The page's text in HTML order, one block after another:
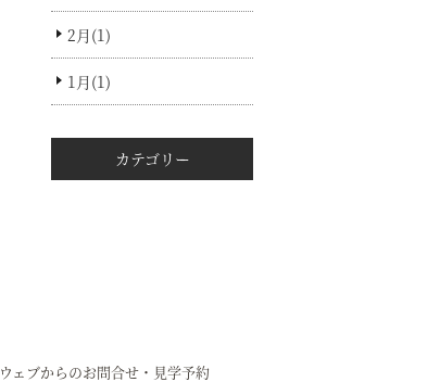
2月(1)
1月(1)
カテゴリー
ウェブからのお問合せ・見学予約